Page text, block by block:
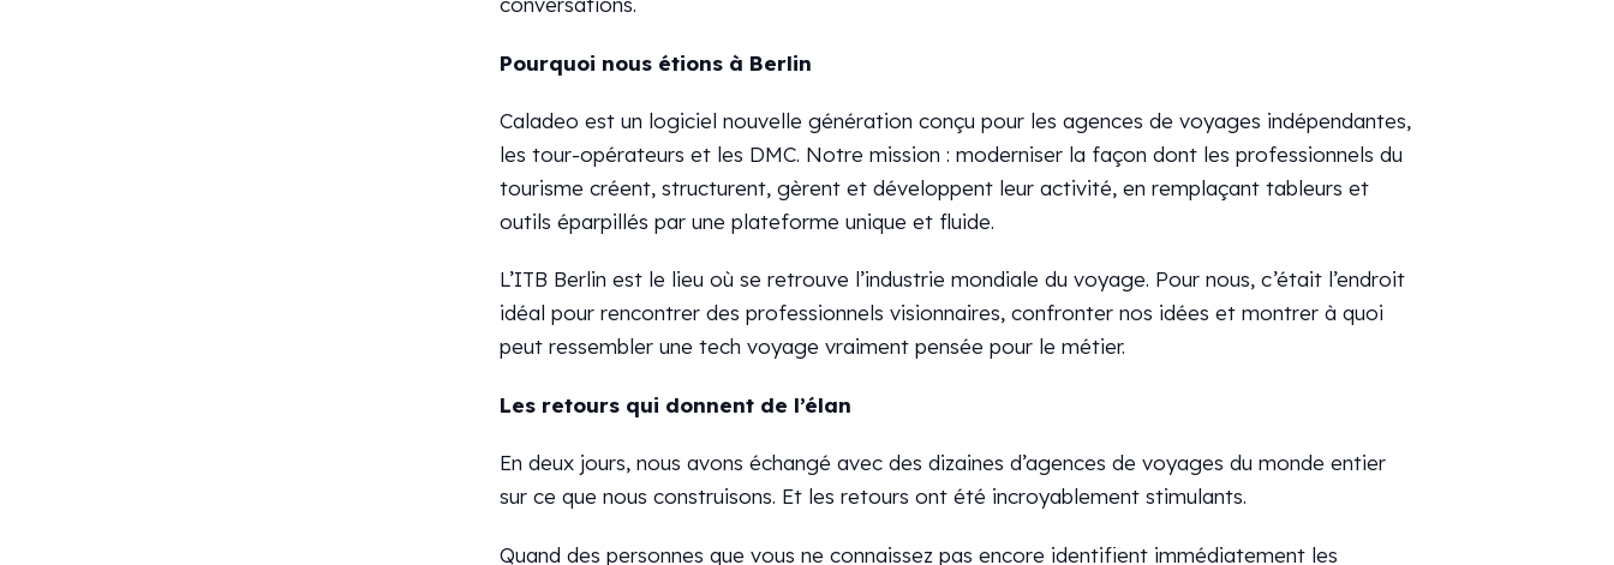
Pourquoi nous étions à Berlin
Caladeo est un logiciel nouvelle génération conçu pour les agences de voyages indépendantes,
les tour-opérateurs et les DMC. Notre mission : moderniser la façon dont les professionnels du
tourisme créent, structurent, gèrent et développent leur activité, en remplaçant tableurs et
outils éparpillés par une plateforme unique et fluide.
L’ITB Berlin est le lieu où se retrouve l’industrie mondiale du voyage. Pour nous, c’était l’endroit
idéal pour rencontrer des professionnels visionnaires, confronter nos idées et montrer à quoi
peut ressembler une tech voyage vraiment pensée pour le métier.
Les retours qui donnent de l’élan
En deux jours, nous avons échangé avec des dizaines d’agences de voyages du monde entier
sur ce que nous construisons. Et les retours ont été incroyablement stimulants.
Quand des personnes que vous ne connaissez pas encore identifient immédiatement les